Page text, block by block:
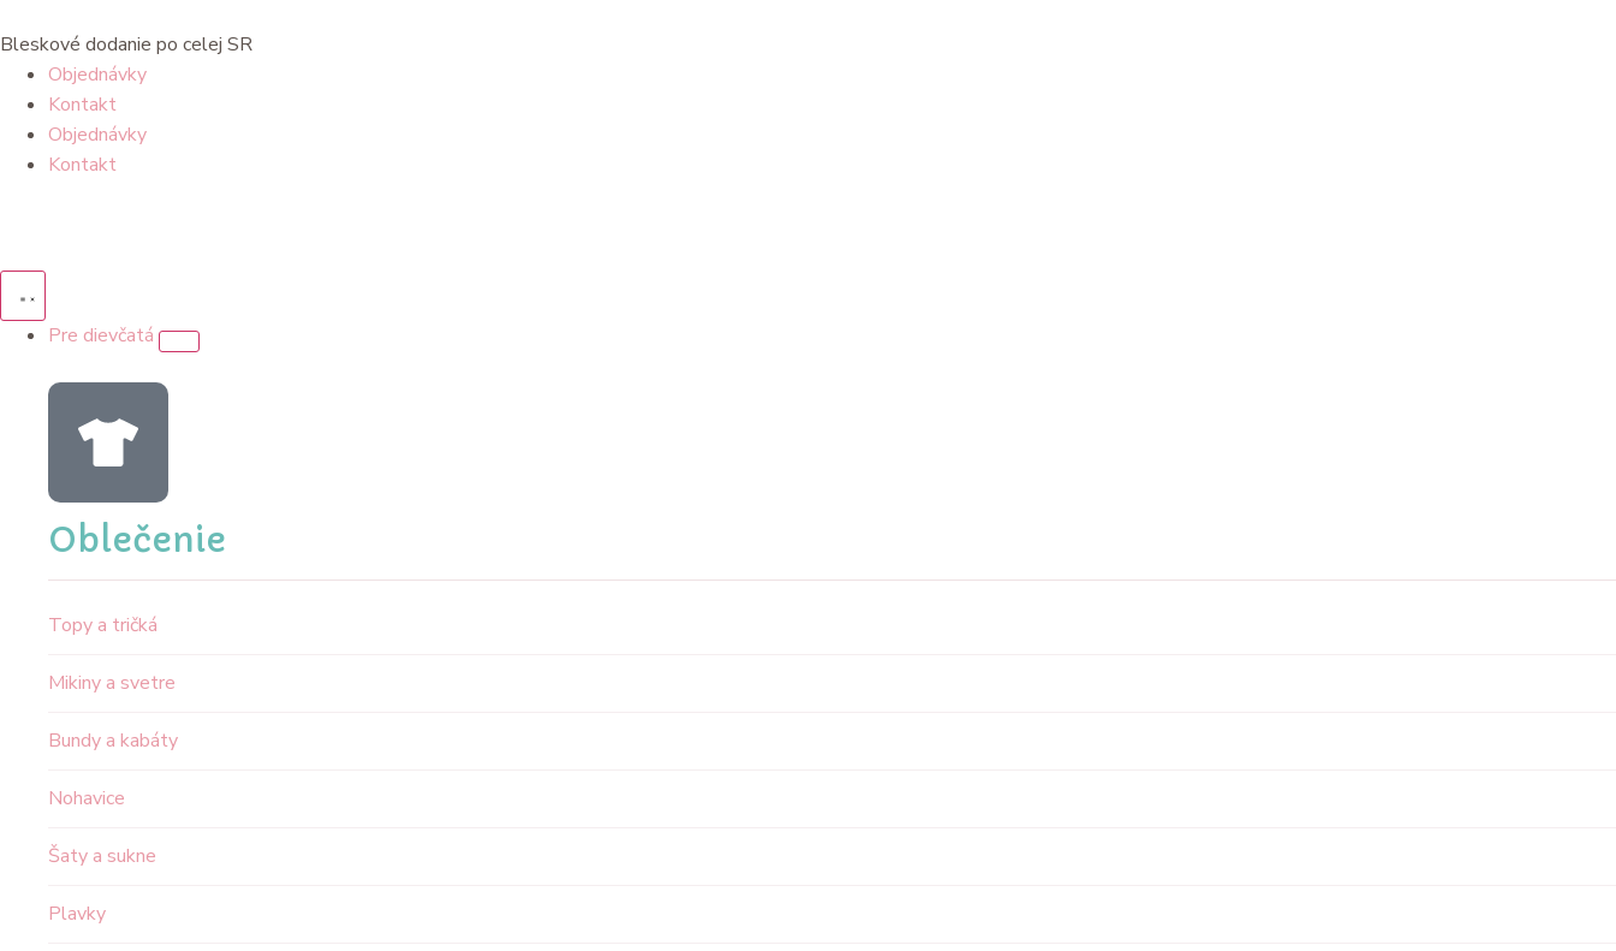
Bleskové dodanie po celej SR
Objednávky
Kontakt
Objednávky
Kontakt
Pre dievčatá
Oblečenie
Topy a tričká
Mikiny a svetre
Bundy a kabáty
Nohavice
Šaty a sukne
Plavky